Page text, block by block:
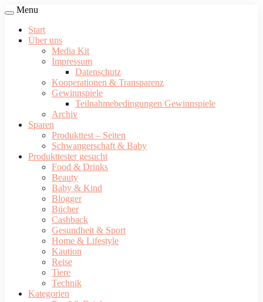
Menu
Start
Über uns
Media Kit
Impressum
Datenschutz
Kooperationen & Transparenz
Gewinnspiele
Teilnahmebedingungen Gewinnspiele
Archiv
Sparen
Produkttest – Seiten
Schwangerschaft & Baby
Produkttester gesucht
Food & Drinks
Beauty
Baby & Kind
Blogger
Bücher
Cashback
Gesundheit & Sport
Home & Lifestyle
Kaution
Reise
Tiere
Technik
Kategorien